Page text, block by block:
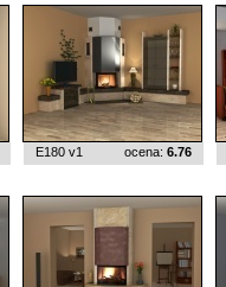
E180 v1 ocena: 6.76